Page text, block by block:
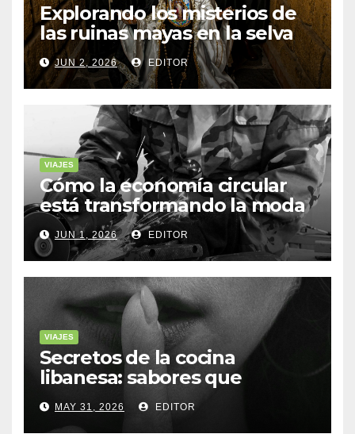
Explorando los misterios de
las ruinas mayas en la selva
de Yucatán
JUN 2, 2026 EDITOR
VIAJES
Cómo la economía circular
está transformando la moda
sostenible
JUN 1, 2026 EDITOR
VIAJES
Secretos de la cocina
libanesa: sabores que
cuentan historias
MAY 31, 2026 EDITOR